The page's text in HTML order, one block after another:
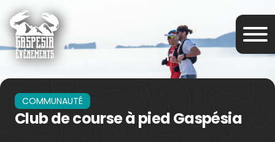
COMMUNAUTÉ
Club de course à pied Gaspésia